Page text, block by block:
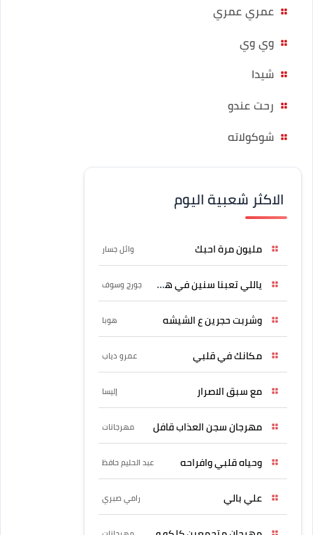
عمري عمري
وي وي
شيدا
رحت عندو
شوكولاته
الاكثر شعبية اليوم
مليون مرة احبك وائل جسار
ياللي تعبنا سنين في هواه جورج وسوف
وشربت حجرين ع الشيشه هوبا
مكانك في قلبي عمرو دياب
مع سبق الاصرار إليسا
مهرجان سجن العذاب قافل مهرجانات
وحياه قلبي وافراحه عبد الحليم حافظ
علي بالي رامي صبري